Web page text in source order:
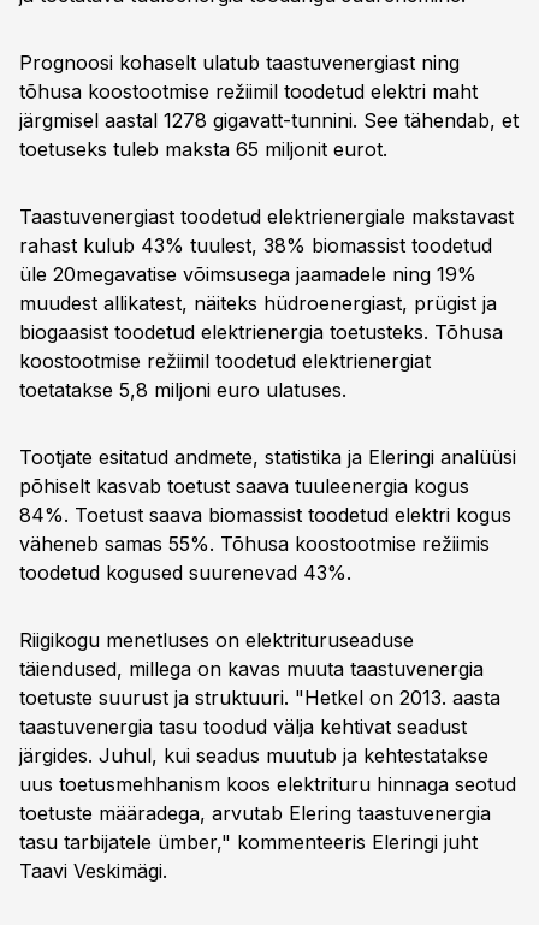
Prognoosi kohaselt ulatub taastuvenergiast ning
tõhusa koostootmise režiimil toodetud elektri maht
järgmisel aastal 1278 gigavatt-tunnini. See tähendab, et
toetuseks tuleb maksta 65 miljonit eurot.
Taastuvenergiast toodetud elektrienergiale makstavast
rahast kulub 43% tuulest, 38% biomassist toodetud
üle 20megavatise võimsusega jaamadele ning 19%
muudest allikatest, näiteks hüdroenergiast, prügist ja
biogaasist toodetud elektrienergia toetusteks. Tõhusa
koostootmise režiimil toodetud elektrienergiat
toetatakse 5,8 miljoni euro ulatuses.
Tootjate esitatud andmete, statistika ja Eleringi analüüsi
põhiselt kasvab toetust saava tuuleenergia kogus
84%. Toetust saava biomassist toodetud elektri kogus
väheneb samas 55%. Tõhusa koostootmise režiimis
toodetud kogused suurenevad 43%.
Riigikogu menetluses on elektrituruseaduse
täiendused, millega on kavas muuta taastuvenergia
toetuste suurust ja struktuuri. "Hetkel on 2013. aasta
taastuvenergia tasu toodud välja kehtivat seadust
järgides. Juhul, kui seadus muutub ja kehtestatakse
uus toetusmehhanism koos elektrituru hinnaga seotud
toetuste määradega, arvutab Elering taastuvenergia
tasu tarbijatele ümber," kommenteeris Eleringi juht
Taavi Veskimägi.